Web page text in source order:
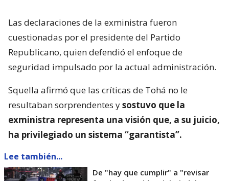
Las declaraciones de la exministra fueron
cuestionadas por el presidente del Partido
Republicano, quien defendió el enfoque de
seguridad impulsado por la actual administración.
Squella afirmó que las críticas de Tohá no le
resultaban sorprendentes ysostuvo que la
exministra representa una visión que, a su juicio,
ha privilegiado un sistema “garantista”.
Lee también...
De "hay que cumplir" a "revisar